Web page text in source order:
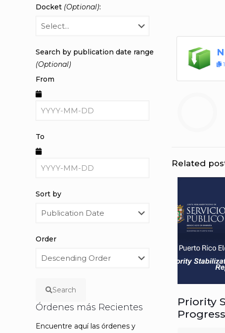
Related
Priority
Docket (Optional):
Search by publication date range
(Optional)
From
To
Sort by
Order
Search
Órdenes más Recientes
Encuentre aquí las órdenes y